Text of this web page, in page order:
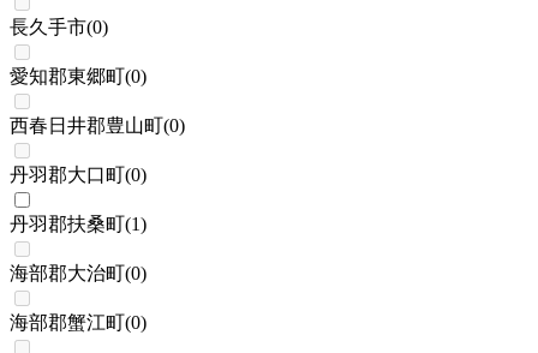
長久手市(0)
愛知郡東郷町(0)
西春日井郡豊山町(0)
丹羽郡大口町(0)
丹羽郡扶桑町(1)
海部郡大治町(0)
海部郡蟹江町(0)